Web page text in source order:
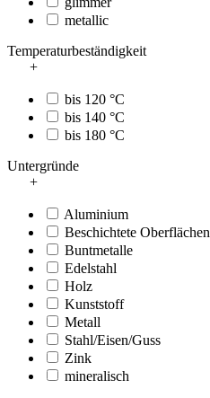
metallic
Temperaturbeständigkeit
+
bis 120 °C
bis 140 °C
bis 180 °C
Untergründe
+
Aluminium
Beschichtete Oberflächen
Buntmetalle
Edelstahl
Holz
Kunststoff
Metall
Stahl/Eisen/Guss
Zink
mineralisch